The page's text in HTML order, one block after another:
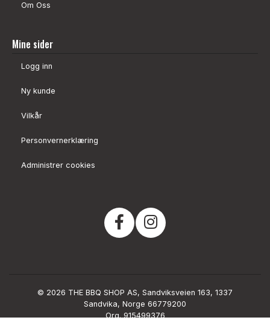
Om Oss
Mine sider
Logg inn
Ny kunde
Vilkår
Personvernerklæring
Administrer cookies
© 2026 THE BBQ SHOP AS, Sandviksveien 163, 1337
Sandvika, Norge 66779200
Org. 915499376